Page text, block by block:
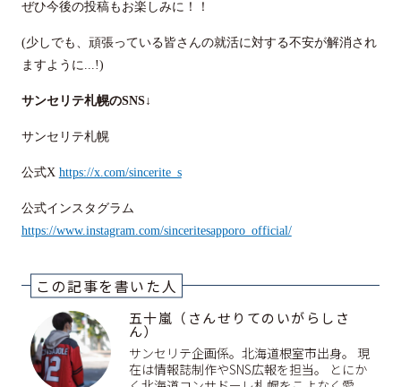
ぜひ今後の投稿もお楽しみに！！
(少しでも、頑張っている皆さんの就活に対する不安が解消され
ますように...!)
サンセリテ札幌のSNS↓
サンセリテ札幌
公式X https://x.com/sincerite_s
公式インスタグラム
https://www.instagram.com/sinceritesapporo_official/
この記事を書いた人
五十嵐（さんせりてのいがらしさ
ん）
サンセリテ企画係。北海道根室市出身。 現
在は情報誌制作やSNS広報を担当。 とにか